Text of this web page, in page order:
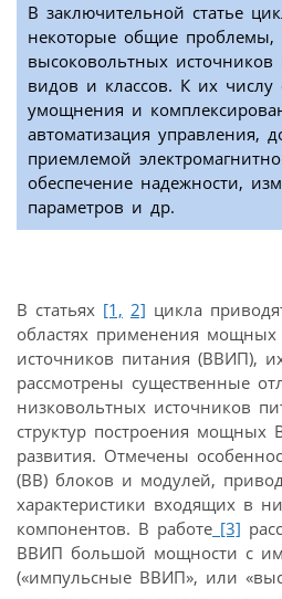
В заключительной статье
некоторые общие проблемы,
высоковольтных
видов и классов. К их числу
умощнения и
автоматизация управления,
приемлемой
обеспечение надежности,
параметров и др.
В статьях [1, 2] цикла
областях применения
источников питания (ВВИП),
рассмотрены существенные
низковольтных источников
структур построения мощных
развития. Отмечены
(ВВ) блоков и модулей,
характеристики входящих в
компонентов. В работе [3]
ВВИП большой мощности с
(«импульсные ВВИП», или